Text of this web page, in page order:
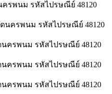
รพนม รหัสไปรษณีย์ 48120
นครพนม รหัสไปรษณีย์ 48120
ครพนม รหัสไปรษณีย์ 48120
ครพนม รหัสไปรษณีย์ 48120
ครพนม รหัสไปรษณีย์ 48120